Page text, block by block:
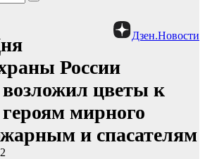
Дзен.Новости
России
цветы к
мирного
и спасателям